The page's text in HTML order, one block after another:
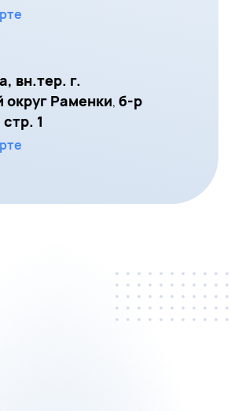
вн.тер. г.
Раменки, б-р
1